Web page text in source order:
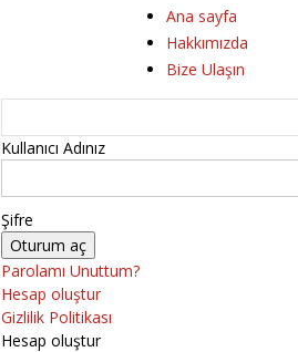
Ana sayfa
Hakkımızda
Bize Ulaşın
Kullanıcı Adınız
Şifre
Parolamı Unuttum?
Hesap oluştur
Gizlilik Politikası
Hesap oluştur